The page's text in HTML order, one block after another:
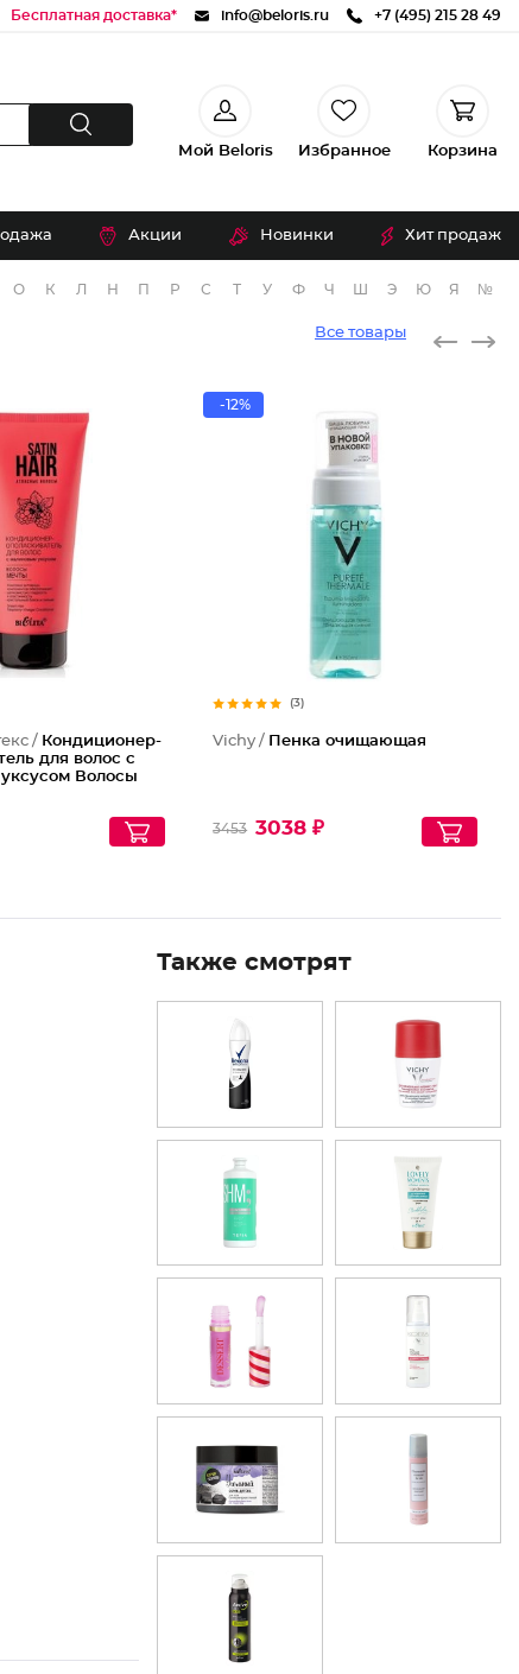
Бесплатная доставка* info@beloris.ru +7 (495) 215 28 49
Мой Beloris Избранное Корзина
Акции Новинки Хит продаж
О К Л Н П Р С Т У Ф Ч Э Ю Я №
Все товары
/ Кондиционер-
для волос с
Волосы
-12%
(3)
Vichy / Пенка очищающая
3453 3038 ₽
Также смотрят